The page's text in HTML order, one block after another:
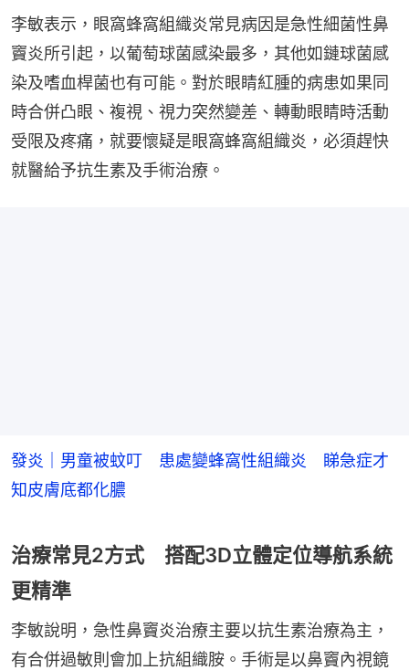
李敏表示，眼窩蜂窩組織炎常見病因是急性細菌性鼻
竇炎所引起，以葡萄球菌感染最多，其他如鏈球菌感
染及嗜血桿菌也有可能。對於眼睛紅腫的病患如果同
時合併凸眼、複視、視力突然變差、轉動眼睛時活動
受限及疼痛，就要懷疑是眼窩蜂窩組織炎，必須趕快
就醫給予抗生素及手術治療。
發炎｜男童被蚊叮 患處變蜂窩性組織炎 睇急症才
知皮膚底都化膿
治療常見2方式 搭配3D立體定位導航系統
更精準
李敏說明，急性鼻竇炎治療主要以抗生素治療為主，
有合併過敏則會加上抗組織胺。手術是以鼻竇內視鏡